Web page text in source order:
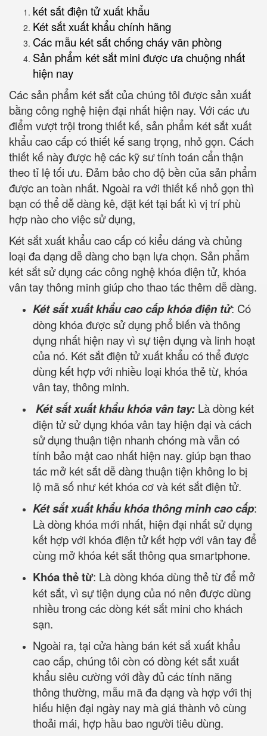
két sắt điện tử xuất khẩu
Két sắt xuất khẩu chính hãng
Các mẫu két sắt chống cháy văn phòng
Sản phẩm két sắt mini được ưa chuộng nhất
hiện nay
Các sản phẩm két sắt của chúng tôi được sản xuất
bằng công nghệ hiện đại nhất hiện nay. Với các ưu
điểm vượt trội trong thiết kế, sản phẩm két sắt xuất
khẩu cao cấp có thiết kế sang trọng, nhỏ gọn. Cách
thiết kế này được hệ các kỹ sư tính toán cẩn thận
theo tỉ lệ tối ưu. Đảm bảo cho độ bền của sản phẩm
được an toàn nhất. Ngoài ra với thiết kế nhỏ gọn thì
bạn có thể dễ dàng kê, đặt két tại bất kì vị trí phù
hợp nào cho việc sử dụng,
Két sắt xuất khẩu cao cấp có kiểu dáng và chủng
loại đa dạng dễ dàng cho bạn lựa chọn. Sản phẩm
két sắt sử dụng các công nghệ khóa điện tử, khóa
vân tay thông minh giúp cho thao tác thêm dễ dàng.
Két sắt xuất khẩu cao cấp khóa điện tử: Có
dòng khóa được sử dụng phổ biến và thông
dụng nhất hiện nay vì sự tiện dụng và linh hoạt
của nó. Két sắt điện tử xuất khẩu có thể được
dùng kết hợp với nhiều loại khóa thẻ từ, khóa
vân tay, thông minh.
Két sắt xuất khẩu khóa vân tay: Là dòng két
điện tử sử dụng khóa vân tay hiện đại và cách
sử dụng thuận tiện nhanh chóng mà vẫn có
tính bảo mật cao nhất hiện nay. giúp bạn thao
tác mở két sắt dễ dàng thuận tiện không lo bị
lộ mã số như két khóa cơ và két sắt điện tử.
Két sắt xuất khẩu khóa thông minh cao cấp:
Là dòng khóa mới nhất, hiện đại nhất sử dụng
kết hợp với khóa điện tử kết hợp với vân tay để
cùng mở khóa két sắt thông qua smartphone.
Khóa thẻ từ: Là dòng khóa dùng thẻ từ để mở
két sắt, vì sự tiện dụng của nó nên được dùng
nhiều trong các dòng két sắt mini cho khách
sạn.
Ngoài ra, tại cửa hàng bán két sắ xuất khẩu
cao cấp, chúng tôi còn có dòng két sắt xuất
khẩu siêu cường với đầy đủ các tính năng
thông thường, mẫu mã đa dạng và hợp với thị
hiếu hiện đại ngày nay mà giá thành vô cùng
thoải mái, hợp hầu bao người tiêu dùng.